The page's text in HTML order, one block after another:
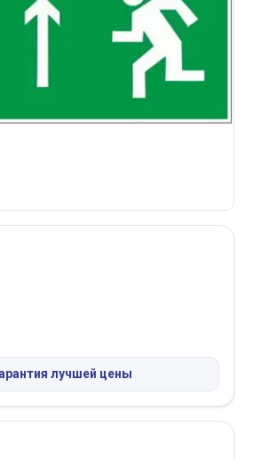
лучшей цены
сегодня только
способом